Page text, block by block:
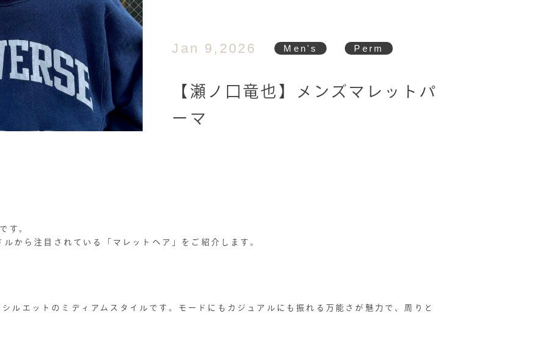
Jan 9,2026 Men's Perm
【瀬ノ口竜也】メンズマレットパ
ーマ
す。
から注目されている「マレットヘア」をご紹介します。
ルエットのミディアムスタイルです。モードにもカジュアルにも振れる万能さが魅力で、周りと